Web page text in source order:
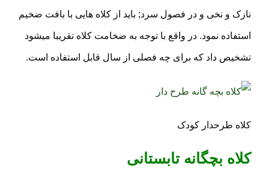
نازک و نخی و در فصول سرد; باید از کلاه هایی با بافت ضخیم
استفاده نمود. در واقع با توجه به ضخامت کلاه تقریبا میشود
تشخیص داد که برای چه فصلی از سال قابل استفاده است.
کلاه طرحدار کودک
کلاه بچگانه تابستانی